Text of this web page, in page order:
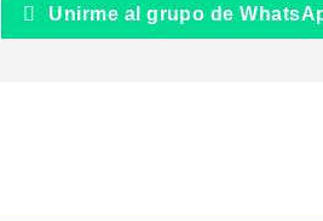
Unirme al grupo de